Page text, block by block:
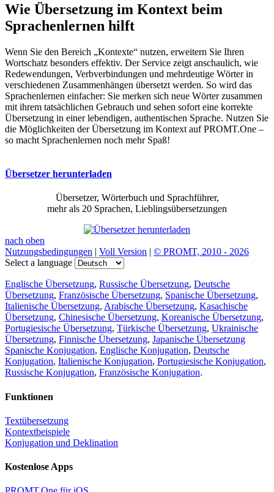
Wie Übersetzung im Kontext beim
Sprachenlernen hilft
Wenn Sie den Bereich „Kontexte“ nutzen, erweitern Sie Ihren
Wortschatz besonders effektiv. Der Service zeigt anschaulich, wie
Redewendungen, Verbverbindungen und mehrdeutige Wörter in
verschiedenen Zusammenhängen übersetzt werden. So wird das
Sprachenlernen einfacher: Sie merken sich neue Wörter zusammen
mit ihrem tatsächlichen Gebrauch und sehen sofort eine korrekte
Übersetzung in einer lebendigen, authentischen Sprache. Nutzen Sie
die Möglichkeiten der Übersetzung im Kontext auf PROMT.One –
so macht Sprachenlernen noch mehr Spaß!
Übersetzer herunterladen
Übersetzer, Wörterbuch und Sprachführer,
mehr als 20 Sprachen, Lieblingsübersetzungen
nach oben
Nutzungsbedingungen | Voll Version | © PROMT, 2010 - 2026
Select a language
Englische Übersetzung, Russische Übersetzung, Deutsche
Übersetzung, Französische Übersetzung, Spanische Übersetzung,
Italienische Übersetzung, Arabische Übersetzung, Kasachische
Übersetzung, Chinesische Übersetzung, Koreanische Übersetzung,
Portugiesische Übersetzung, Türkische Übersetzung, Ukrainische
Übersetzung, Finnische Übersetzung, Japanische Übersetzung
Spanische Konjugation, Englische Konjugation, Deutsche
Konjugation, Italienische Konjugation, Portugiesische Konjugation,
Russische Konjugation, Französische Konjugation.
Funktionen
Textübersetzung
Kontextbeispiele
Konjugation und Deklination
Kostenlose Apps